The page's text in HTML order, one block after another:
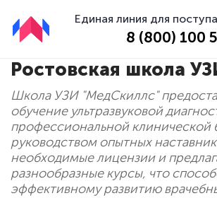
Единая линия для
8 (800) 100
Ростовская школа
Школа УЗИ "МедСкиллс"
обучение ультразвуковой
профессиональной клинической
руководством опытных
необходимые лицензии и
разнообразные курсы, что
эффективному развитию